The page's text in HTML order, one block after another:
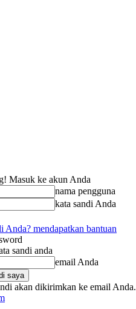
Masuk ke akun Anda
nama pengguna
kata sandi Anda
Anda? mendapatkan bantuan
sandi anda
email Anda
akan dikirimkan ke email Anda.